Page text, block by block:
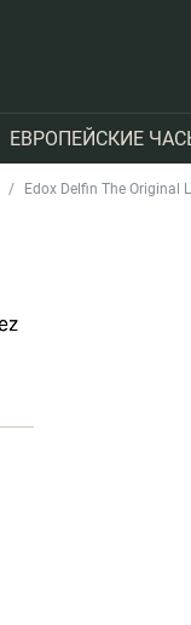
ЕВРОПЕЙСКИЕ
Edox Delfin The Original